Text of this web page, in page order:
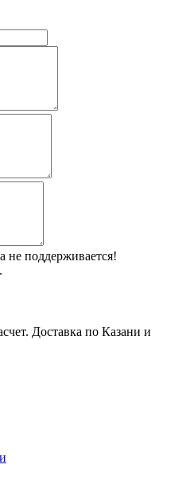
не поддерживается!
Доставка по Казани и